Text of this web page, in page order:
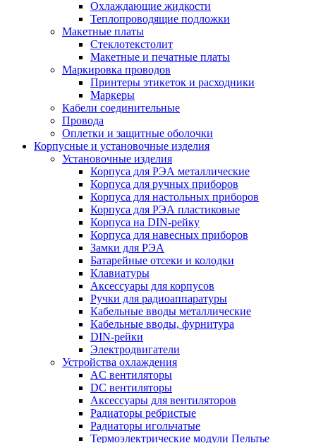
Охлаждающие жидкости
Теплопроводящие подложки
Макетные платы
Стеклотекстолит
Макетные и печатные платы
Маркировка проводов
Принтеры этикеток и расходники
Маркеры
Кабели соединительные
Провода
Оплетки и защитные оболочки
Корпусные и установочные изделия
Установочные изделия
Корпуса для РЭА металлические
Корпуса для ручных приборов
Корпуса для настольных приборов
Корпуса для РЭА пластиковые
Корпуса на DIN-рейку
Корпуса для навесных приборов
Замки для РЭА
Батарейные отсеки и колодки
Клавиатуры
Аксессуары для корпусов
Ручки для радиоаппаратуры
Кабельные вводы металлические
Кабельные вводы, фурнитура
DIN-рейки
Электродвигатели
Устройства охлаждения
AC вентиляторы
DC вентиляторы
Аксессуары для вентиляторов
Радиаторы ребристые
Радиаторы игольчатые
Термоэлектрические модули Пельтье